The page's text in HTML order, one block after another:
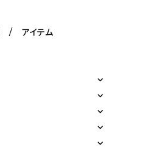
/ アイテム